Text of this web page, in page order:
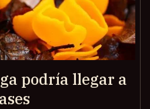
podría llegar a